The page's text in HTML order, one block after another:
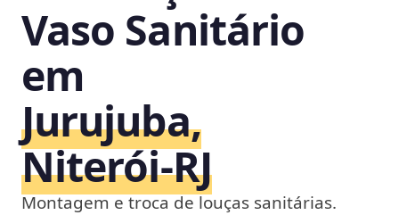
Vaso Sanitário
em
Jurujuba,
Niterói‑RJ
Montagem e troca de louças sanitárias.